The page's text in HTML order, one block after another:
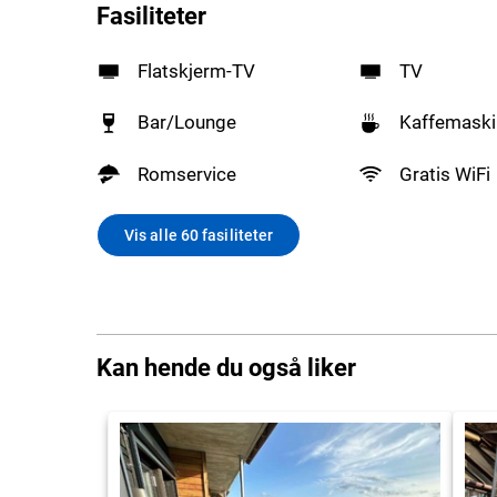
Fasiliteter
Flatskjerm-TV TV
Bar/Lounge
Romservice Gratis WiFi
Vis alle 60 fasiliteter
Kan hende du også liker